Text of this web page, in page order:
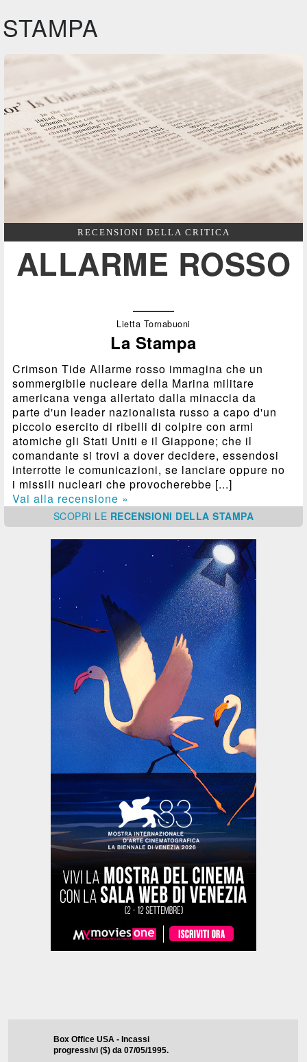
STAMPA
RECENSIONI DELLA CRITICA
ALLARME ROSSO
Lietta Tornabuoni
La Stampa
Crimson Tide Allarme rosso immagina che un
sommergibile nucleare della Marina militare
americana venga allertato dalla minaccia da
parte d'un leader nazionalista russo a capo d'un
piccolo esercito di ribelli di colpire con armi
atomiche gli Stati Uniti e il Giappone; che il
comandante si trovi a dover decidere, essendosi
interrotte le comunicazioni, se lanciare oppure no
i missili nucleari che provocherebbe [...]
Vai alla recensione »
SCOPRI LE RECENSIONI DELLA STAMPA